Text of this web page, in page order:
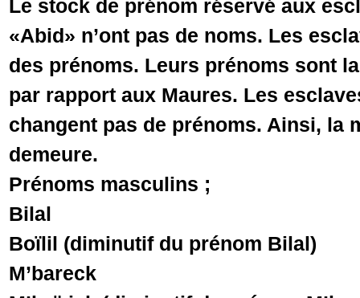
Le stock de prénom réservé aux
«Abid» n’ont pas de noms. Les
des prénoms. Leurs prénoms sont
par rapport aux Maures. Les
changent pas de prénoms. Ainsi, la
demeure.
Prénoms masculins ;
Bilal
Boïlil (diminutif du prénom Bilal)
M’bareck